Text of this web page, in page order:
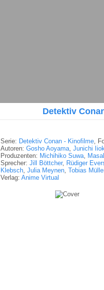
Detektiv
Serie: Detektiv Conan - Kinofilme,
Autoren: Gosho Aoyama, Junichi
Produzenten: Michihiko Suwa,
Sprecher: Jill Böttcher, Rüdiger
Klebsch, Julia Meynen, Tobias
Verlag: Anime Virtual